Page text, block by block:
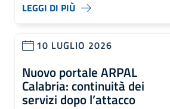
LEGGI DI PIÙ
10 LUGLIO 2026
Nuovo portale ARPAL
Calabria: continuità dei
servizi dopo l’attacco